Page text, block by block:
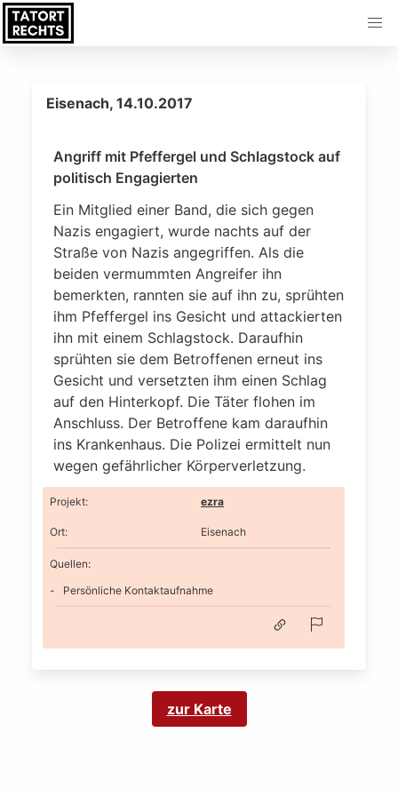
Eisenach, 14.10.2017
Angriff mit Pfeffergel und Schlagstock auf
politisch Engagierten
Ein Mitglied einer Band, die sich gegen
Nazis engagiert, wurde nachts auf der
Straße von Nazis angegriffen. Als die
beiden vermummten Angreifer ihn
bemerkten, rannten sie auf ihn zu, sprühten
ihm Pfeffergel ins Gesicht und attackierten
ihn mit einem Schlagstock. Daraufhin
sprühten sie dem Betroffenen erneut ins
Gesicht und versetzten ihm einen Schlag
auf den Hinterkopf. Die Täter flohen im
Anschluss. Der Betroffene kam daraufhin
ins Krankenhaus. Die Polizei ermittelt nun
wegen gefährlicher Körperverletzung.
Projekt: ezra
Ort: Eisenach
Quellen:
Persönliche Kontaktaufnahme
zur Karte